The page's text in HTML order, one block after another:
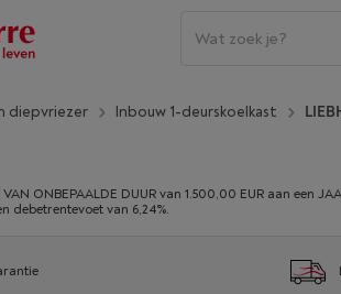
diepvriezer Inbouw 1-deurskoelkast
ONBEPAALDE DUUR van 1.500,00 EUR aan een
debetrentevoet van 6,24%.